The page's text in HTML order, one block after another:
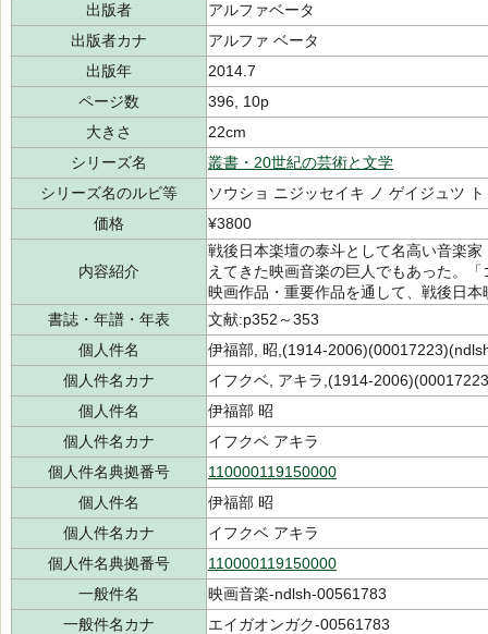
出版者
アルファベータ
出版者カナ
アルファ ベータ
出版年
2014.7
ページ数
396, 10p
大きさ
22cm
シリーズ名
叢書・20世紀の芸術と文学
シリーズ名のルビ等
ソウショ ニジッセイキ ノ ゲイジュツ
価格
¥3800
内容紹介
戦後日本楽壇の泰斗として名高い音楽
えてきた映画音楽の巨人でもあった。
映画作品・重要作品を通して、戦後日本
書誌・年譜・年表
文献:p352～353
個人件名
伊福部, 昭,(1914-
個人件名カナ
イフクベ, アキラ,(1914-
個人件名
伊福部 昭
個人件名カナ
イフクベ アキラ
個人件名典拠番号
110000119150000
個人件名
伊福部 昭
個人件名カナ
イフクベ アキラ
個人件名典拠番号
110000119150000
一般件名
映画音楽-ndlsh-00561783
一般件名カナ
エイガオンガク-00561783